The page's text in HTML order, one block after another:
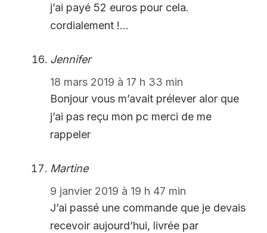
j’ai payé 52 euros pour cela.
cordialement !…
Jennifer
18 mars 2019 à 17 h 33 min
Bonjour vous m’avait prélever alor que
j’ai pas reçu mon pc merci de me
rappeler
Martine
9 janvier 2019 à 19 h 47 min
J’ai passé une commande que je devais
recevoir aujourd’hui, livrée par